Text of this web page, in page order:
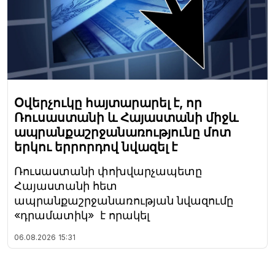
Օվերչուկը հայտարարել է, որ
Ռուսաստանի և Հայաստանի միջև
ապրանքաշրջանառությունը մոտ
երկու երրորդով նվազել է
Ռուսաստանի փոխվարչապետը
Հայաստանի հետ
ապրանքաշրջանառության նվազումը
«դրամատիկ» է որակել
06.08.2026 15:31